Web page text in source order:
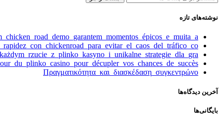
نوشته‌های تازه
Πραγματικότητα_και_διασκέδαση_συγκεντρώνο
آخرین دیدگاه‌ها
بایگانی‌ها